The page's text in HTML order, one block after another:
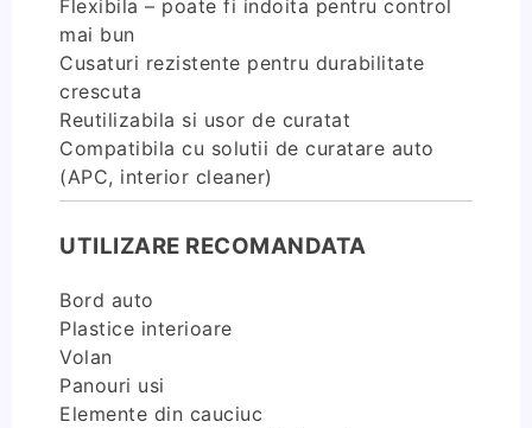
Flexibila – poate fi indoita pentru control
mai bun
Cusaturi rezistente pentru durabilitate
crescuta
Reutilizabila si usor de curatat
Compatibila cu solutii de curatare auto
(APC, interior cleaner)
UTILIZARE RECOMANDATA
Bord auto
Plastice interioare
Volan
Panouri usi
Elemente din cauciuc